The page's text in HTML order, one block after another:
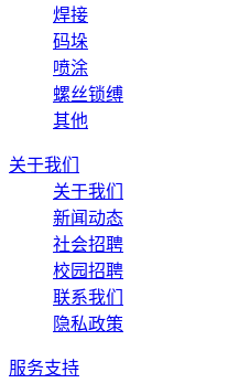
焊接
码垛
喷涂
螺丝锁缚
其他
关于我们
关于我们
新闻动态
社会招聘
校园招聘
联系我们
隐私政策
服务支持